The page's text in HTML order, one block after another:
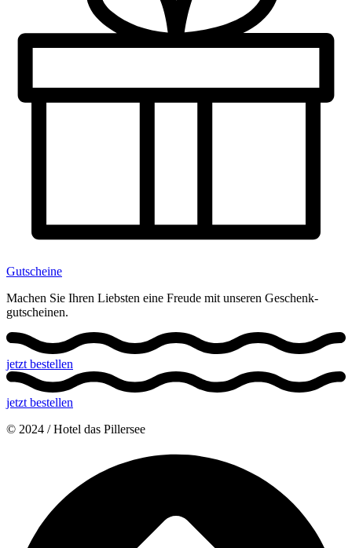
Gutscheine
Machen Sie Ihren Liebsten eine Freude mit unseren Geschenk­
gutscheinen.
jetzt bestellen
jetzt bestellen
© 2024 / Hotel das Pillersee